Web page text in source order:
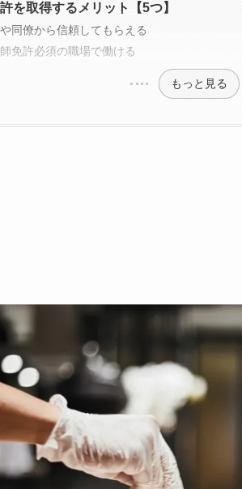
を取得するメリット【5つ】
同僚から信頼してもらえる
免許必須の職場で働ける
もっと見る